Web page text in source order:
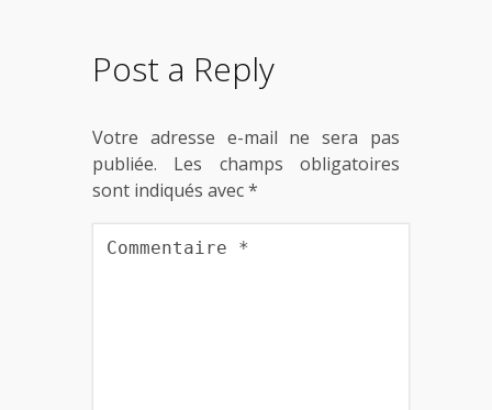
Post a Reply
Votre adresse e-mail ne sera pas
publiée.
Les champs obligatoires
sont indiqués avec*